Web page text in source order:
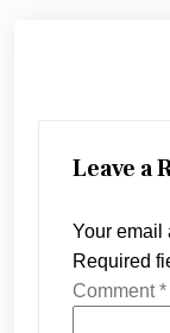
Leave a
Your email
Required
Comment*